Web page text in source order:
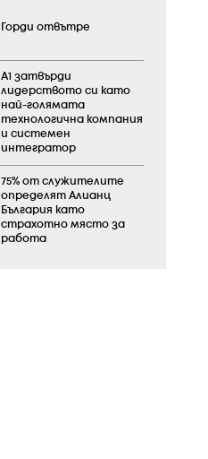
Горди отвътре
А1 затвърди
лидерството си като
най-голямата
технологична компания
и системен
интегратор
75% от служителите
определят Алианц
България като
страхотно място за
работа